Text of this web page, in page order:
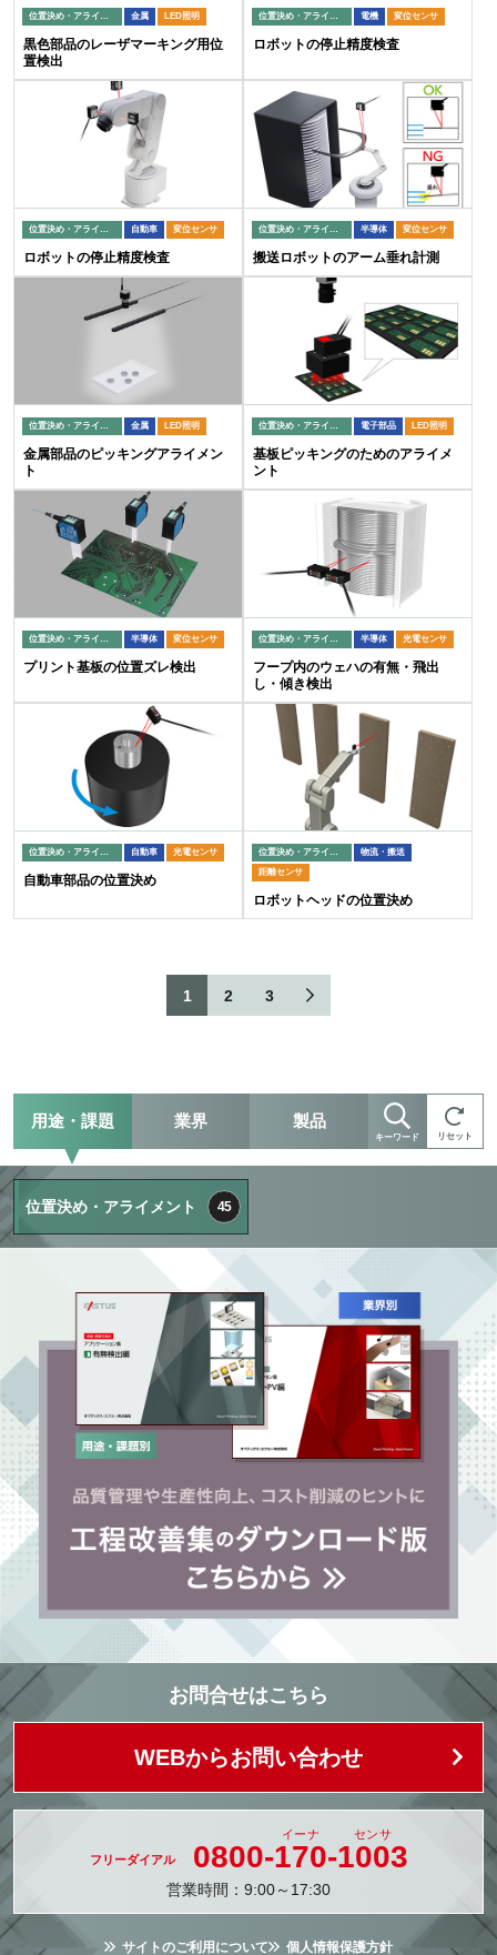
位置決め・アライメント 金属 LED照明
黒色部品のレーザマーキング用位
置検出
位置決め・アライメント 電機 変位センサ
ロボットの停止精度検査
位置決め・アライメント 自動車 変位センサ
ロボットの停止精度検査
位置決め・アライメント 半導体 変位センサ
搬送ロボットのアーム垂れ計測
位置決め・アライメント 金属 LED照明
金属部品のピッキングアライメン
ト
位置決め・アライメント 電子部品 LED照明
基板ピッキングのためのアライメ
ント
位置決め・アライメント 半導体 変位センサ
プリント基板の位置ズレ検出
位置決め・アライメント 半導体 光電センサ
フープ内のウェハの有無・飛出
し・傾き検出
位置決め・アライメント 自動車 光電センサ
自動車部品の位置決め
位置決め・アライメント
物流・搬送
距離センサ
ロボットヘッドの位置決め
1 2 3
用途・課題 業界 製品
キーワード リセット
位置決め・アライメント 45
お問合せはこちら
WEBからお問い合わせ
0800-170-1003
営業時間：9:00～17:30
サイトのご利用について 個人情報保護方針